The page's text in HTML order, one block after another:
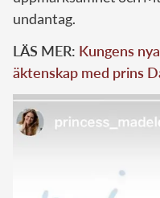
undantag.
LÄS MER: Kungens
äktenskap med prins